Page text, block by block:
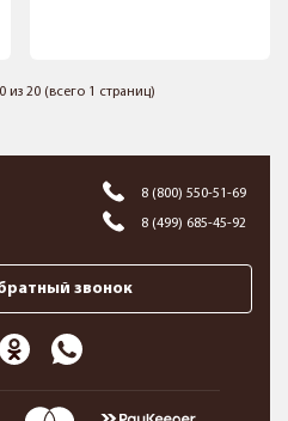
из 20 (всего 1 страниц)
8 (800) 550-51-69
8 (499) 685-45-92
звонок